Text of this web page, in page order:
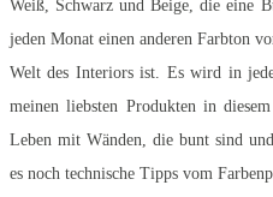
Weiß, Schwarz und Beige, die eine
jeden Monat einen anderen Farbton
Welt des Interiors ist. Es wird in
meinen liebsten Produkten in
Leben mit Wänden, die bunt sind
es noch technische Tipps vom